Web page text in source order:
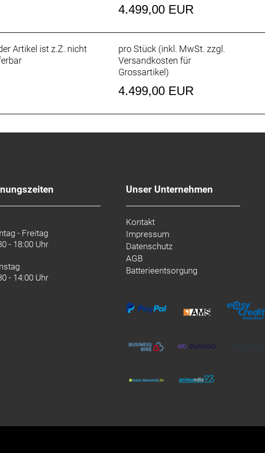
Performance 62-584 (27.5"x2.40) ADDIX, folding
integrated
15x110 mm front / 12x177 mm rear
bore 35 mm / length 35 mm
mm / rise 18 mm / width 780 mm
4.499,00 EUR
Artikel ist z.Z. nicht
pro Stück (inkl. MwSt. zzgl.
Versandkosten für
Grossartikel)
4.499,00 EUR
- Freitag
- 18:00 Uhr
- 14:00 Uhr
Unser Unternehmen
Kontakt
Impressum
Datenschutz
AGB
Batterieentsorgung